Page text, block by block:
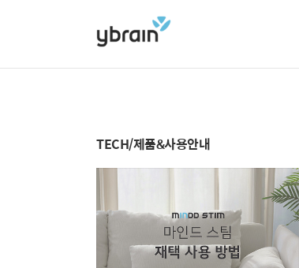
TECH/제품&사용안내